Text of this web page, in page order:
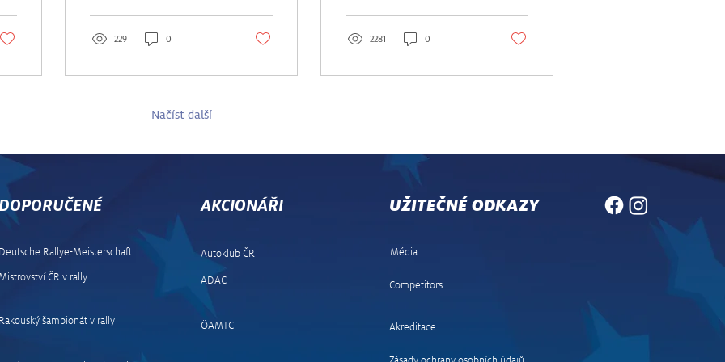
229 0 2281 0
Načíst další
Competitors
Akreditace
Autoklub ČR
ADAC
ÖAMTC
Deutsche Rallye-Meisterschaft
Mistrovství ČR v rally
Rakouský šampionát v rally
Média
AKCIONÁŘI UŽITEČNÉ ODKAZY